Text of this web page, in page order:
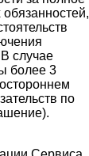
случае
более 3
по